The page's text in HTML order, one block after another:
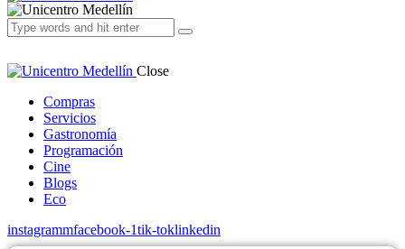
Close
Compras
Servicios
Gastronomía
Programación
Cine
Blogs
Eco
instagrammfacebook-1tik-toklinkedin